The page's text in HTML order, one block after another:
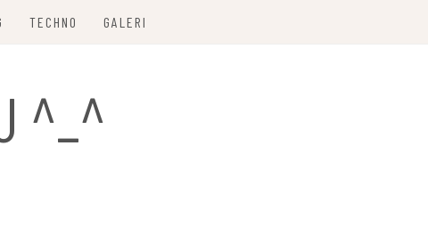
TECHNO GALERI
^_^